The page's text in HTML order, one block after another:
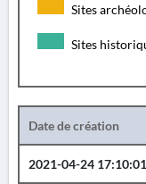
Sites
Sites
Date de création
2021-04-24 17:10:01